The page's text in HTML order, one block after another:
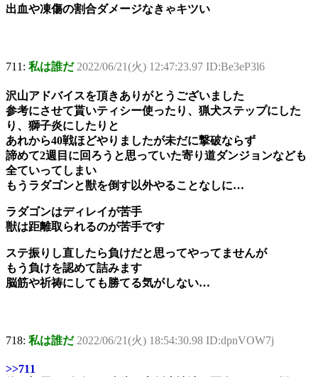
出血や凍傷の割合ダメージなきゃキツい
711: 私は誰だ 2022/06/21(火) 12:47:23.97 ID:Be3eP3l6
沢山アドバイスを頂きありがとうございました
参考にさせて貰いティシー使ったり、猟犬ステップにした
り、獅子炎にしたりと
あれから40戦ほどやりましたが未だに撃破ならず
諦めて2週目に回ろうと思っていた寄り道ダンジョンなども
全ていってしまい
もうラダゴンと獣を倒す以外やることなしに…
ラダゴンはディレイが苦手
獣は距離取られるのが苦手です
ステ振りし直したら負けだと思ってやってませんが
もう負けを認めて詰みます
脳筋や祈祷にしても勝てる気がしない…
718: 私は誰だ 2022/06/21(火) 18:54:30.98 ID:dpnVOW7j
>>711